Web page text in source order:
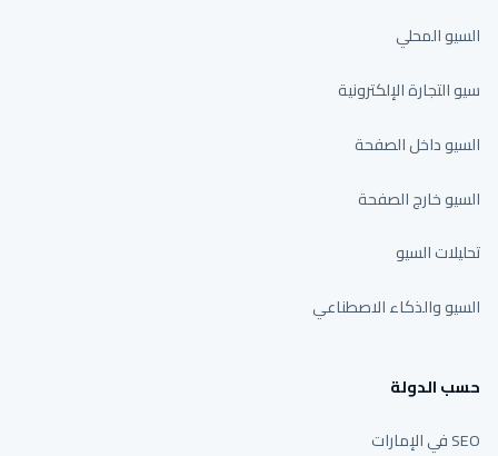
السيو المحلي
سيو التجارة الإلكترونية
السيو داخل الصفحة
السيو خارج الصفحة
تحليلات السيو
السيو والذكاء الاصطناعي
حسب الدولة
SEO في الإمارات